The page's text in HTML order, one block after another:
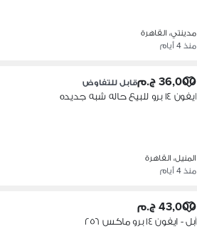
مدينتي، القاهرة
منذ 4 أيام
36,000 ج.م قابل للتفاوض
ايفون ١٤ برو للبيع حاله شبه جديده
المنيل، القاهرة
منذ 4 أيام
43,000 ج.م
آبل - ايفون ١٤ برو ماكس ٢٥٦